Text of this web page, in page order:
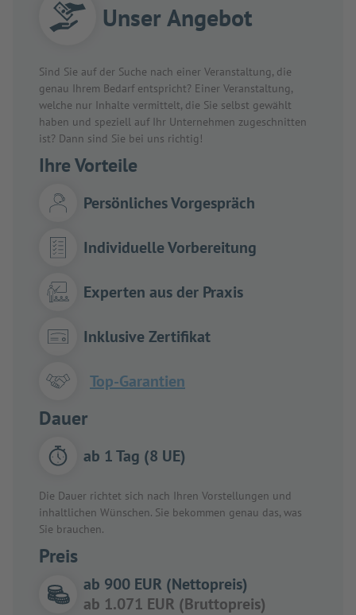
Unser Angebot
Sind Sie auf der Suche nach einer Veranstaltung, die
genau Ihrem Bedarf entspricht? Einer Veranstaltung,
welche nur Inhalte vermittelt, die Sie selbst gewählt
haben und speziell auf Ihr Unternehmen zugeschnitten
ist? Dann sind Sie bei uns richtig!
Ihre Vorteile
Persönliches Vorgespräch
Individuelle Vorbereitung
Experten aus der Praxis
Inklusive Zertifikat
Top-Garantien
Dauer
ab 1 Tag (8 UE)
Die Dauer richtet sich nach Ihren Vorstellungen und
inhaltlichen Wünschen. Sie bekommen genau das, was
Sie brauchen.
Preis
ab 900 EUR (Nettopreis)
ab 1.071 EUR (Bruttopreis)